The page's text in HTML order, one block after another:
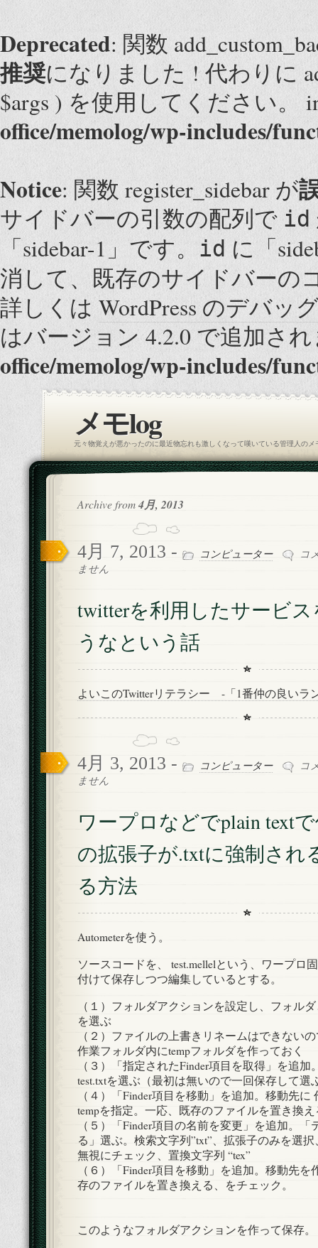
Deprecated: 関数
推奨になりました ! 代わりに
$args ) を使用してください。
office/memolog/wp-includes/
Notice: 関数 register_sidebar が
サイドバーの引数の配列で id
「sidebar-1」です。
id に「
消して、既存のサイドバーの
詳しくは WordPress のデバッ
はバージョン 4.2.0 で追加さ
office/memolog/wp-includes/
メモlog
元々物覚えが悪かったのに最近物忘れも激しくなって嘆いている管理人のメ
Archive from4月, 2013
4月 7, 2013 - コンピューター
し
を
易
う
う
話
は
コ
ません
twitterを利用したサービ
うなという話
よいこのTwitterリテラシー -「1番仲の良いラ
4月 3, 2013 - コンピューター
ワ
な
ど
で
plain
時
張
が.txt
に
強
制
さ
れ
る
を
け
は
コ
ません
ワープロなどでplain text
の拡張子が.txtに強制され
る方法
Autometerを使う。
ソースコードを、 test.mellelという、ワープロ
付けて保存しつつ編集しているとする。
（１）フォルダアクションを設定し、フォル
を選ぶ
（２）ファイルの上書きリネームはできない
作業フォルダ内にtempフォルダを作っておく
（３）「指定されたFinder項目を取得」を追加
test.txtを選ぶ（最初は無いので一回保存して選
（４）「Finder項目を移動」を追加。移動先に
tempを指定。一応、既存のファイルを置き換
（５）「Finder項目の名前を変更」を追加。
る」選ぶ。検索文字列”txt”、拡張子のみを選
無視にチェック、置換文字列 “tex”
（６）「Finder項目を移動」を追加。移動先
存のファイルを置き換える、をチェック。
このようなフォルダアクションを作って保存。